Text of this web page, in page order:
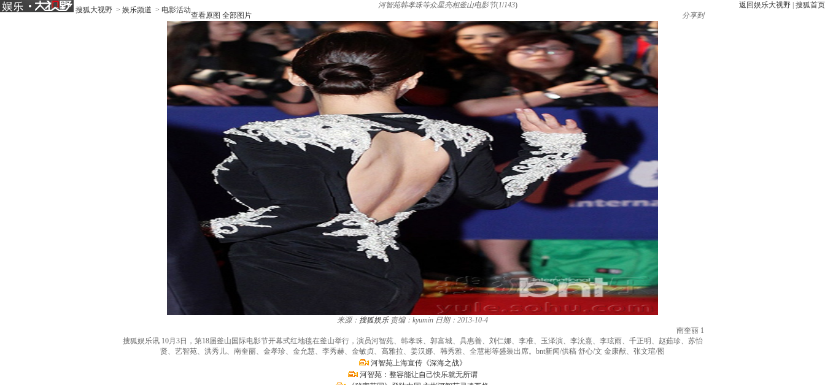
搜狐大视野 > 娱乐频道 > 电影活动
返回娱乐大视野 搜狐首页
河智苑韩孝珠等众星亮相釜山电影节(1/143)
查看原图 全部图片 分享到
来源： 搜狐娱乐 责编：kyumin 日期：2013-10-4
南奎丽 1
搜狐娱乐讯 10月3日，第18届釜山国际电影节开幕式红地毯在釜山举行，演员河智苑、韩孝珠、郭富城、具惠善、刘仁娜、李准、玉泽演、李沇熹、李玹雨、千正明、赵茹珍、苏怡
贤、艺智苑、洪秀儿、南奎丽、金孝珍、金允慧、李秀赫、金敏贞、高雅拉、姜汉娜、韩秀雅、全慧彬等盛装出席。bnt新闻/供稿 舒心/文 金康猷、张文瑄/图
河智苑上海宣传《深海之战》
河智苑：整容能让自己快乐就无所谓